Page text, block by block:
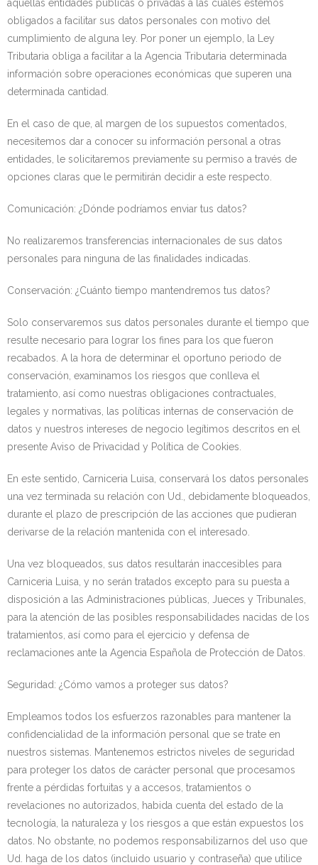
aquellas entidades públicas o privadas a las cuales estemos
obligados a facilitar sus datos personales con motivo del
cumplimiento de alguna ley. Por poner un ejemplo, la Ley
Tributaria obliga a facilitar a la Agencia Tributaria determinada
información sobre operaciones económicas que superen una
determinada cantidad.
En el caso de que, al margen de los supuestos comentados,
necesitemos dar a conocer su información personal a otras
entidades, le solicitaremos previamente su permiso a través de
opciones claras que le permitirán decidir a este respecto.
Comunicación: ¿Dónde podríamos enviar tus datos?
No realizaremos transferencias internacionales de sus datos
personales para ninguna de las finalidades indicadas.
Conservación: ¿Cuánto tiempo mantendremos tus datos?
Solo conservaremos sus datos personales durante el tiempo que
resulte necesario para lograr los fines para los que fueron
recabados. A la hora de determinar el oportuno periodo de
conservación, examinamos los riesgos que conlleva el
tratamiento, así como nuestras obligaciones contractuales,
legales y normativas, las políticas internas de conservación de
datos y nuestros intereses de negocio legítimos descritos en el
presente Aviso de Privacidad y Política de Cookies.
En este sentido, Carniceria Luisa, conservará los datos personales
una vez terminada su relación con Ud., debidamente bloqueados,
durante el plazo de prescripción de las acciones que pudieran
derivarse de la relación mantenida con el interesado.
Una vez bloqueados, sus datos resultarán inaccesibles para
Carniceria Luisa, y no serán tratados excepto para su puesta a
disposición a las Administraciones públicas, Jueces y Tribunales,
para la atención de las posibles responsabilidades nacidas de los
tratamientos, así como para el ejercicio y defensa de
reclamaciones ante la Agencia Española de Protección de Datos.
Seguridad: ¿Cómo vamos a proteger sus datos?
Empleamos todos los esfuerzos razonables para mantener la
confidencialidad de la información personal que se trate en
nuestros sistemas. Mantenemos estrictos niveles de seguridad
para proteger los datos de carácter personal que procesamos
frente a pérdidas fortuitas y a accesos, tratamientos o
revelaciones no autorizados, habida cuenta del estado de la
tecnología, la naturaleza y los riesgos a que están expuestos los
datos. No obstante, no podemos responsabilizarnos del uso que
Ud. haga de los datos (incluido usuario y contraseña) que utilice